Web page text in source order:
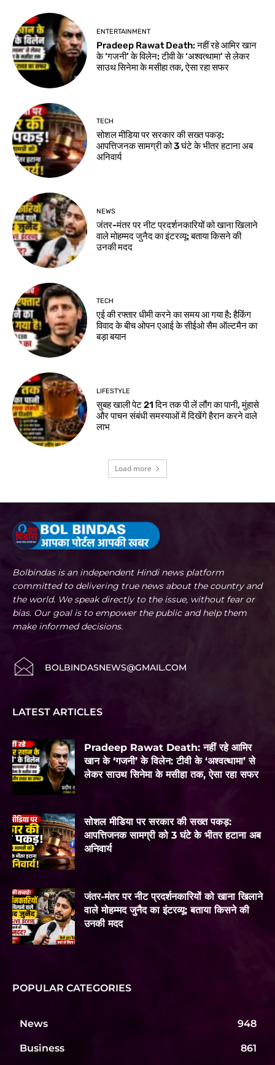
ENTERTAINMENT
Pradeep Rawat Death: नहीं रहे आमिर खान
के ‘गजनी’ के विलेन: टीवी के ‘अश्वत्थामा’ से लेकर
साउथ सिनेमा के मसीहा तक, ऐसा रहा सफर
TECH
सोशल मीडिया पर सरकार की सख्त पकड़:
आपत्तिजनक सामग्री को 3 घंटे के भीतर हटाना अब
अनिवार्य
NEWS
जंतर-मंतर पर नीट प्रदर्शनकारियों को खाना खिलाने
वाले मोहम्मद जुनैद का इंटरव्यू: बताया किसने की
उनकी मदद
TECH
एई की रफ्तार धीमी करने का समय आ गया है: हैकिंग
विवाद के बीच ओपन एआई के सीईओ सैम ऑल्टमैन का
बड़ा बयान
LIFESTYLE
सुबह खाली पेट 21 दिन तक पी लें लौंग का पानी, मुंहासे
और पाचन संबंधी समस्याओं में दिखेंगे हैरान करने वाले
लाभ
Load more
Bolbindas is an independent Hindi news platform
committed to delivering true news about the country and
the world. We speak directly to the issue, without fear or
bias. Our goal is to empower the public and help them
make informed decisions.
BOLBINDASNEWS@GMAIL.COM
LATEST ARTICLES
Pradeep Rawat Death: नहीं रहे आमिर
खान के ‘गजनी’ के विलेन: टीवी के ‘अश्वत्थामा’ से
लेकर साउथ सिनेमा के मसीहा तक, ऐसा रहा सफर
सोशल मीडिया पर सरकार की सख्त पकड़:
आपत्तिजनक सामग्री को 3 घंटे के भीतर हटाना अब
अनिवार्य
जंतर-मंतर पर नीट प्रदर्शनकारियों को खाना खिलाने
वाले मोहम्मद जुनैद का इंटरव्यू: बताया किसने की
उनकी मदद
POPULAR CATEGORIES
News 948
Business 861